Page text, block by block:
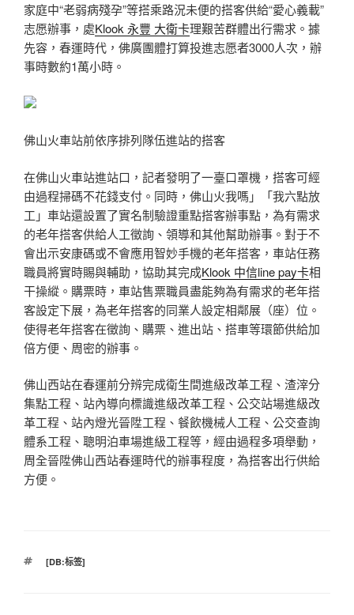
家庭中“老弱病殘孕”等搭乘路況未便的搭客供給“愛心義載”
志愿辦事，處Klook 永豐 大衛卡理艱苦群體出行需求。據
先容，春運時代，佛廣團體打算投進志愿者3000人次，辦
事時數約1萬小時。
佛山火車站前依序排列隊伍進站的搭客
在佛山火車站進站口，記者發明了一臺口罩機，搭客可經
由過程掃碼不花錢支付。同時，佛山火我嗎」「我六點放
工」車站還設置了實名制驗證重點搭客辦事點，為有需求
的老年搭客供給人工徵詢、領導和其他幫助辦事。對于不
會出示安康碼或不會應用智妙手機的老年搭客，車站任務
職員將實時賜與輔助，協助其完成Klook 中信line pay卡相
干操縱。購票時，車站售票職員盡能夠為有需求的老年搭
客設定下展，為老年搭客的同業人設定相鄰展（座）位。
使得老年搭客在徵詢、購票、進出站、搭車等環節供給加
倍方便、周密的辦事。
佛山西站在春運前分辨完成衛生間進級改革工程、渣滓分
集點工程、站內導向標識進級改革工程、公交站場進級改
革工程、站內燈光晉陞工程、餐飲機械人工程、公交查詢
體系工程、聰明泊車場進級工程等，經由過程多項舉動，
周全晉陞佛山西站春運時代的辦事程度，為搭客出行供給
方便。
標
[DB:标签]